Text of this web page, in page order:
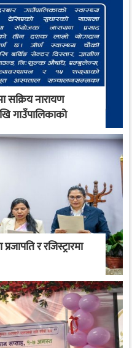
सक्रिय नारायण
गाउँपालिकाको
र रजिस्ट्रारमा